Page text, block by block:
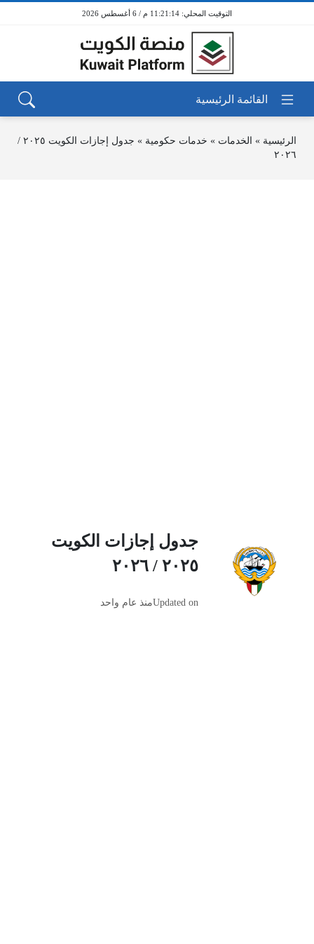
11:21:14 م / 6 أغسطس 2026
الرئيسية » الخدمات » خدمات حكومية »
جدول إجازات الكويت ٢٠٢٥ /
٢٠٢٦
جدول إجازات الكويت
٢٠٢٥ / ٢٠٢٦
Updated onمنذ عام واحد